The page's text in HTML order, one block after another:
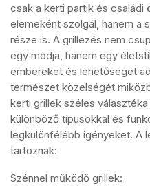
csak a kerti partik és családi
elemeként szolgál, hanem a
része is. A grillezés nem
egy módja, hanem egy
embereket és lehetőséget
természet közelségét
kerti grillek széles
különböző típusokkal és
legkülönfélébb igényeket. A
tartoznak:
Szénnel működő grillek: